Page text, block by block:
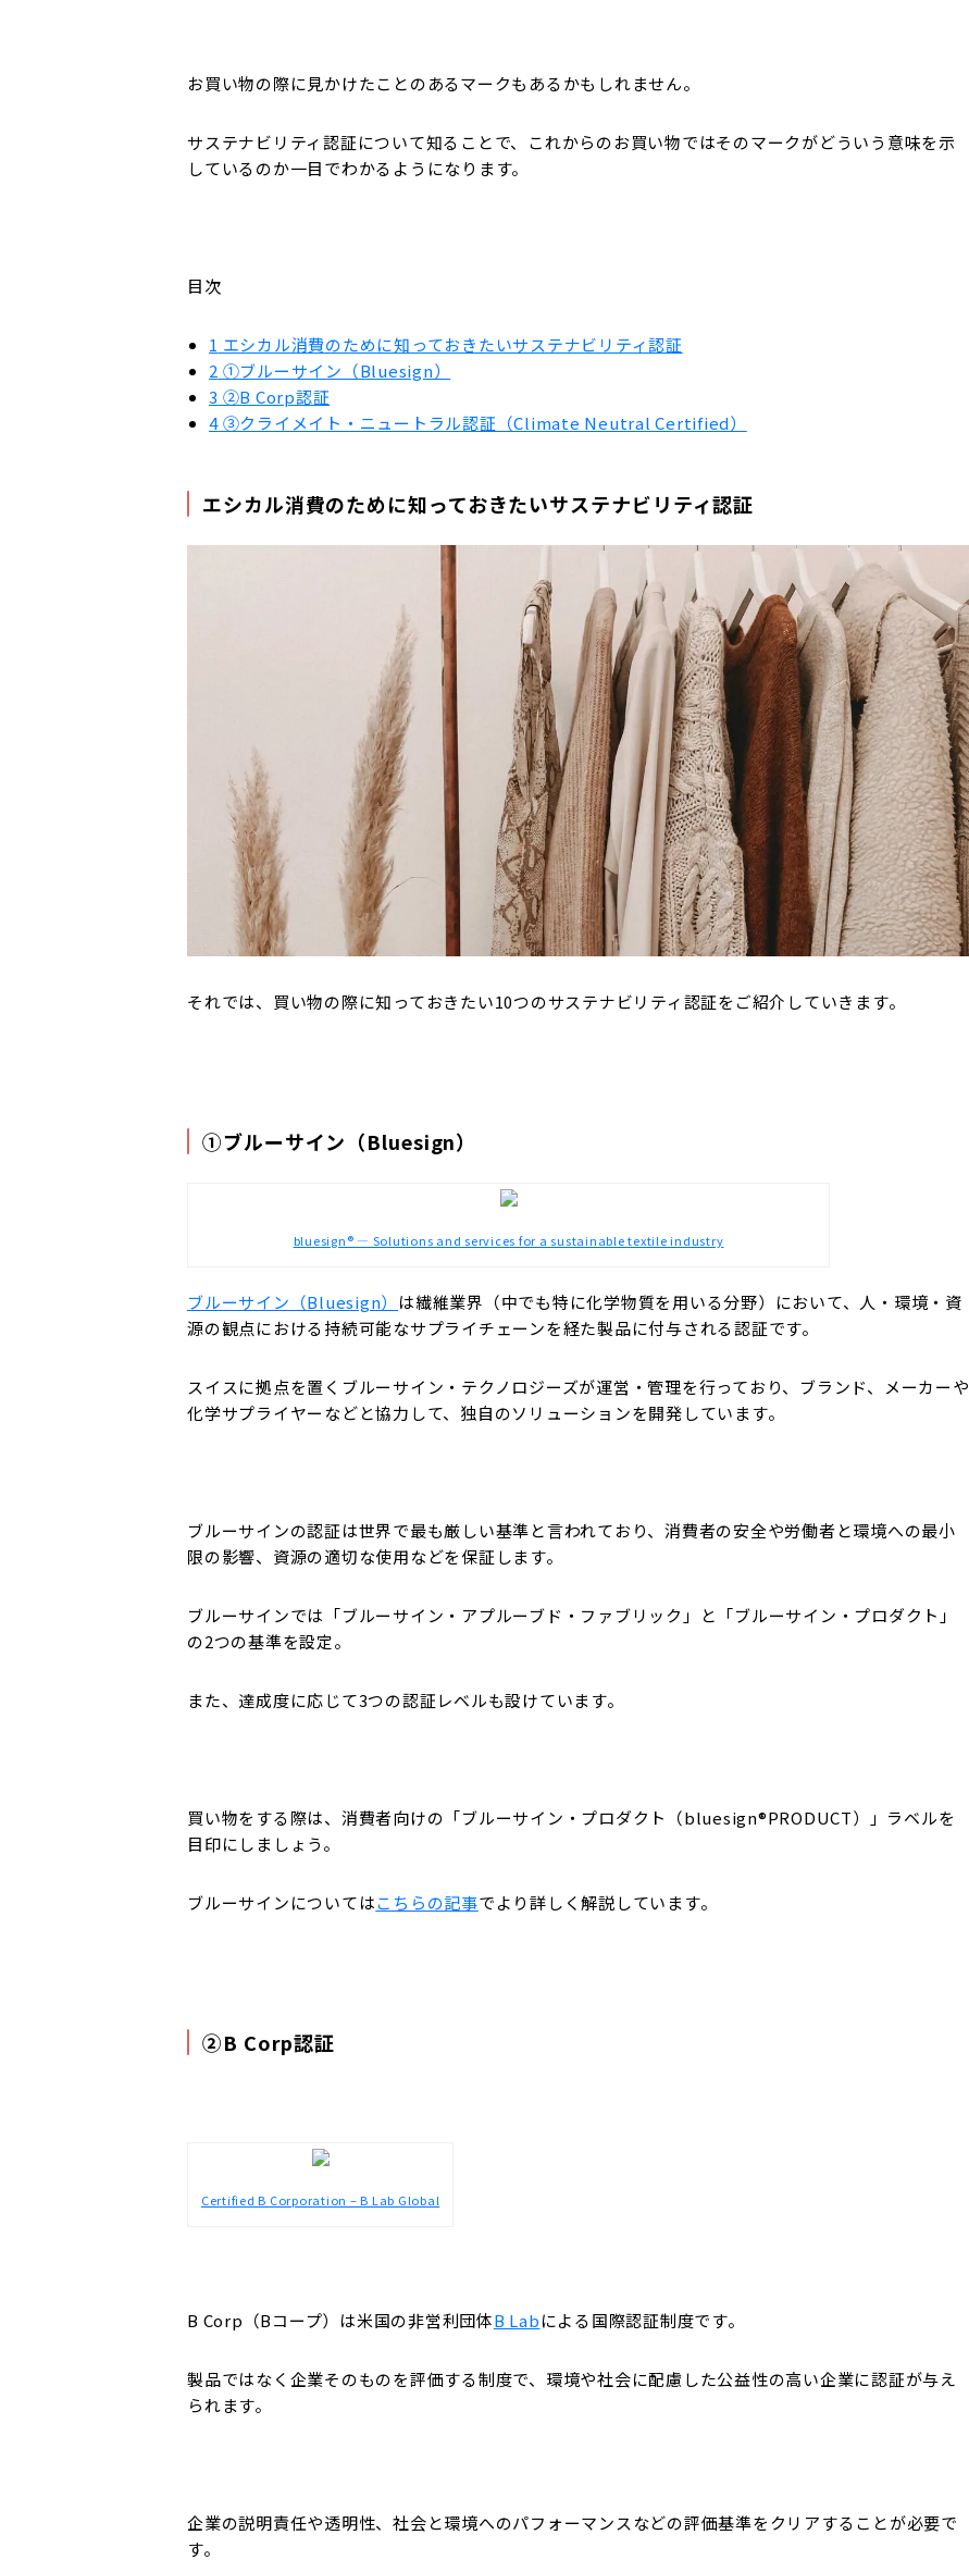
お買い物の際に見かけたことのあるマークもあるかもしれません。
サステナビリティ認証について知ることで、これからのお買い物ではそのマークがどういう意味を示
しているのか一目でわかるようになります。
目次
1 エシカル消費のために知っておきたいサステナビリティ認証
2 ①ブルーサイン（Bluesign）
3 ②B Corp認証
4③クライメイト・ニュートラル認証（Climate Neutral Certified）
エシカル消費のために知っておきたいサステナビリティ認証
それでは、買い物の際に知っておきたい10つのサステナビリティ認証をご紹介していきます。
①ブルーサイン（Bluesign）
bluesign® — Solutions and services for a sustainable textile industry
ブルーサイン（Bluesign） は繊維業界（中でも特に化学物質を用いる分野）において、人・環境・資
源の観点における持続可能なサプライチェーンを経た製品に付与される認証です。
スイスに拠点を置くブルーサイン・テクノロジーズが運営・管理を行っており、 ブランド、メーカーや
化学サプライヤーなどと協力して、独自のソリューションを開発しています。
ブルーサインの認証は世界で最も厳しい基準と言われており、 消費者の安全や労働者と環境への最小
限の影響、資源の適切な使用などを保証します。
ブルーサインでは「ブルーサイン・アプルーブド・ファブリック」と「ブルーサイン・プロダクト」
の2つの基準を設定。
また、達成度に応じて3つの認証レベルも設けています。
買い物をする際は、消費者向けの「ブルーサイン・プロダクト（bluesign®PRODUCT）
」ラベルを
目印にしましょう。
ブルーサインについてはこちらの記事でより詳しく解説しています。
②B Corp認証
Certified B Corporation – B Lab Global
B Corp（Bコープ）は米国の非営利団体B Labによる国際認証制度です。
製品ではなく企業そのものを評価する制度で、環境や社会に配慮した公益性の高い企業に認証が与え
られます。
企業の説明責任や透明性、社会と環境へのパフォーマンスなどの評価基準をクリアすることが必要で
す。